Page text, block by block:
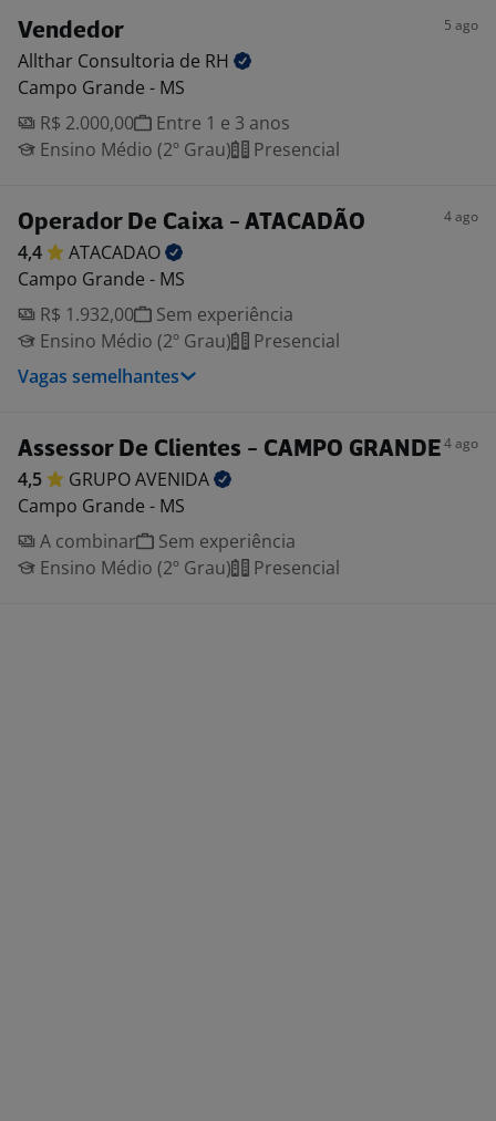
Vendedor 5 ago
Allthar Consultoria de RH
Campo Grande - MS
R$ 2.000,00
Entre 1 e 3 anos
Ensino Médio (2º Grau)
Presencial
Operador De Caixa - ATACADÃO 4 ago
4,4
ATACADAO
Campo Grande - MS
R$ 1.932,00
Sem experiência
Ensino Médio (2º Grau)
Presencial
Vagas semelhantes
Assessor De Clientes - CAMPO GRANDE4 ago
4,5 GRUPOAVENIDA
Campo Grande - MS
A combinar
Sem experiência
Ensino Médio (2º Grau)
Presencial